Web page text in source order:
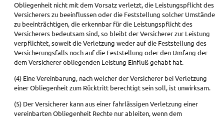
Obliegenheit nicht mit dem Vorsatz verletzt, die Leistungspflicht des
Versicherers zu beeinflussen oder die Feststellung solcher Umstände
zu beeinträchtigen, die erkennbar für die Leistungspflicht des
Versicherers bedeutsam sind, so bleibt der Versicherer zur Leistung
verpflichtet, soweit die Verletzung weder auf die Feststellung des
Versicherungsfalls noch auf die Feststellung oder den Umfang der
dem Versicherer obliegenden Leistung Einfluß gehabt hat.
(4) Eine Vereinbarung, nach welcher der Versicherer bei Verletzung
einer Obliegenheit zum Rücktritt berechtigt sein soll, ist unwirksam.
(5) Der Versicherer kann aus einer fahrlässigen Verletzung einer
vereinbarten Obliegenheit Rechte nur ableiten, wenn dem